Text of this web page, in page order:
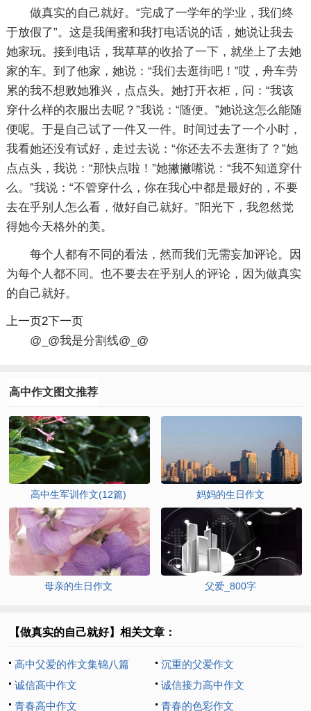
做真实的自己就好。“完成了一学年的学业，我们终
于放假了”。这是我闺蜜和我打电话说的话，她说让我去
她家玩。接到电话，我草草的收拾了一下，就坐上了去她
家的车。到了他家，她说：“我们去逛街吧！”哎，舟车劳
累的我不想败她雅兴，点点头。她打开衣柜，问：“我该
穿什么样的衣服出去呢？”我说：“随便。”她说这怎么能随
便呢。于是自己试了一件又一件。时间过去了一个小时，
我看她还没有试好，走过去说：“你还去不去逛街了？”她
点点头，我说：“那快点啦！”她撇撇嘴说：“我不知道穿什
么。”我说：“不管穿什么，你在我心中都是最好的，不要
去在乎别人怎么看，做好自己就好。”阳光下，我忽然觉
得她今天格外的美。
每个人都有不同的看法，然而我们无需妄加评论。因
为每个人都不同。也不要去在乎别人的评论，因为做真实
的自己就好。
上一页2下一页
@_@我是分割线@_@
高中作文图文推荐
高中生军训作文(12篇) 妈妈的生日作文
母亲的生日作文 父爱_800字
【做真实的自己就好】相关文章：
高中父爱的作文集锦八篇
沉重的父爱作文
诚信高中作文
诚信接力高中作文
青春高中作文
青春的色彩作文